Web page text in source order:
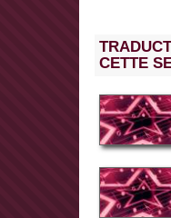
CETTE